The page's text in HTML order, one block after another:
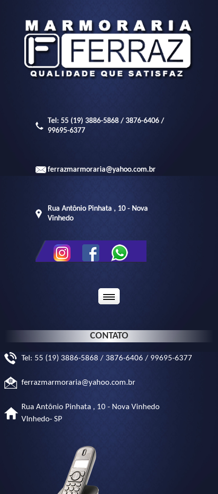
Tel: 55 (19) 3886-5868 / 3876-6406 /
99695-6377
ferrazmarmoraria@yahoo.com.br
Rua Antônio Pinhata , 10 - Nova
Vinhedo
CONTATO
Tel: 55 (19) 3886-5868 / 3876-6406 / 99695-6377
ferrazmarmoraria@yahoo.com.br
Rua Antônio Pinhata , 10 - Nova Vinhedo
VInhedo- SP